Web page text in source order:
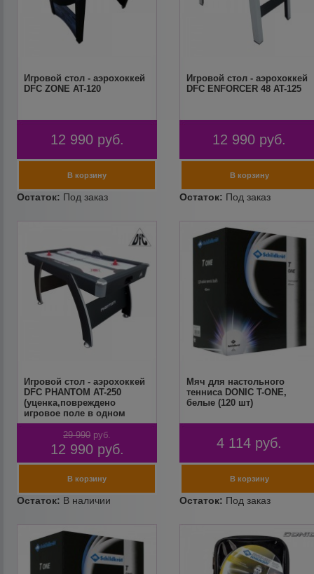
Игровой стол - аэрохоккей
DFC ZONE AT-120
12 990 руб.
Игровой стол - аэрохоккей
DFC ENFORCER 48 AT-125
12 990 руб.
Игровой стол - аэрохоккей
DFC PHANTOM AT-250
(уценка,повреждено
игровое поле в одном
месте)
29 990 руб.
12 990 руб.
Мяч для настольного
тенниса DONIC T-ONE,
белые (120 шт)
4 114 руб.